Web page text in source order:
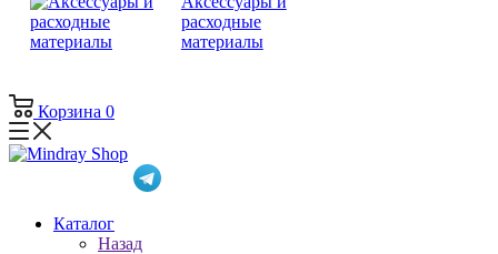
расходные
материалы
Корзина 0
Каталог
Назад